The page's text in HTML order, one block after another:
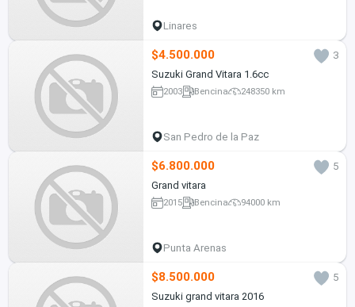
Linares
$4.500.000
3
Suzuki Grand Vitara 1.6cc
2003 Bencina 248350 km
San Pedro de la Paz
$6.800.000
5
Grand vitara
2015 Bencina 94000 km
Punta Arenas
$8.500.000
5
Suzuki grand vitara 2016